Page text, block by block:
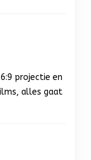
projectie en
alles gaat